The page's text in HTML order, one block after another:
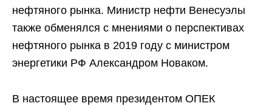
нефтяного рынка. Министр нефти Венесуэлы
также обменялся с мнениями о перспективах
нефтяного рынка в 2019 году с министром
энергетики РФ Александром Новаком.
В настоящее время президентом ОПЕК